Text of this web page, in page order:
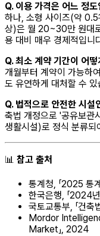
Q. 이용 가격은 어느 정
하나, 소형 사이즈(약 0.5
상)은 월 20~30만 원대
용 대비 매우 경제적입니
Q. 최소 계약 기간이 어
개월부터 계약이 가능하
도 유연하게 대처할 수 있
Q. 법적으로 안전한 시설
축법 개정으로 '공유보관
생활시설)로 정식 분류되
📊 참고 출처
통계청, 「2025 통
한국은행, 「2024
국토교통부, 「건
Mordor
Market」, 2024